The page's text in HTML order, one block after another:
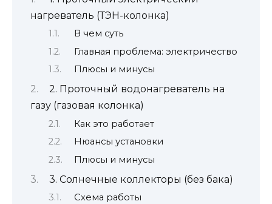
нагреватель (ТЭН-колонка)
В чем суть
Главная проблема: электричество
Плюсы и минусы
2. Проточный водонагреватель на
газу (газовая колонка)
Как это работает
Нюансы установки
Плюсы и минусы
3. Солнечные коллекторы (без бака)
Схема работы